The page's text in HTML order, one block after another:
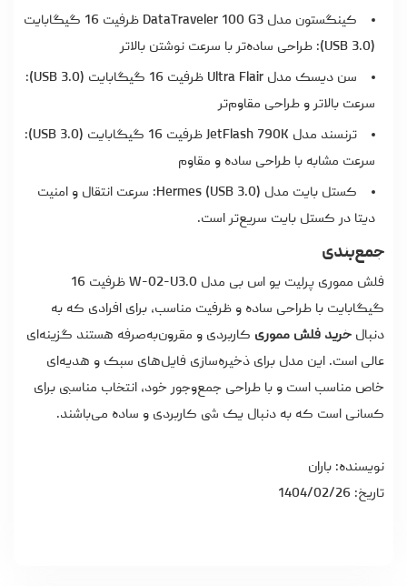
کینگستون مدل DataTraveler 100 G3 ظرفیت 16 گیگابایت
(USB 3.0): طراحی ساده‌تر با سرعت نوشتن بالاتر
سن دیسک مدل Ultra Flair ظرفیت 16 گیگابایت (USB 3.0):
سرعت بالاتر و طراحی مقاوم‌تر
ترنسند مدل JetFlash 790K ظرفیت 16 گیگابایت (USB 3.0):
سرعت مشابه با طراحی ساده و مقاوم
کستل بایت مدل Hermes (USB 3.0): سرعت انتقال و امنیت
دیتا در کستل بایت سریع‌تر است.
جمع‌بندی
فلش مموری پرلیت یو اس بی مدل W-02-U3.0 ظرفیت 16
گیگابایت با طراحی ساده و ظرفیت مناسب، برای افرادی که به
دنبال خرید فلش مموری کاربردی و مقرون‌به‌صرفه هستند گزینه‌ای
عالی است. این مدل برای ذخیره‌سازی فایل‌های سبک و هدیه‌ای
خاص مناسب است و با طراحی جمع‌وجور خود، انتخاب مناسبی برای
کسانی است که به دنبال یک شی کاربردی و ساده می‌باشند.
نویسنده: باران
تاریخ: 1404/02/26